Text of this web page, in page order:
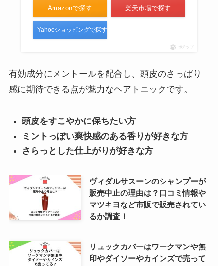
Amazonで探す 楽天市場で探す
Yahooショッピングで探す
ポチップ
有効成分にメントールを配合し、頭皮のさっぱり
感に期待できる点が魅力なヘアトニックです。
頭皮をすこやかに保ちたい方
ミントっぽい爽快感のある香りが好きな方
さらっとした仕上がりが好きな方
ヴィダルサスーンのシャンプーが
販売中止の理由は？口コミ情報や
マツキヨなど市販で販売されてい
るか調査！
リュックカバーはワークマンや無
印やダイソーやカインズで売って